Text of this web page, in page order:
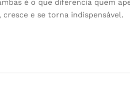
é o que diferencia quem
e se torna indispensável.